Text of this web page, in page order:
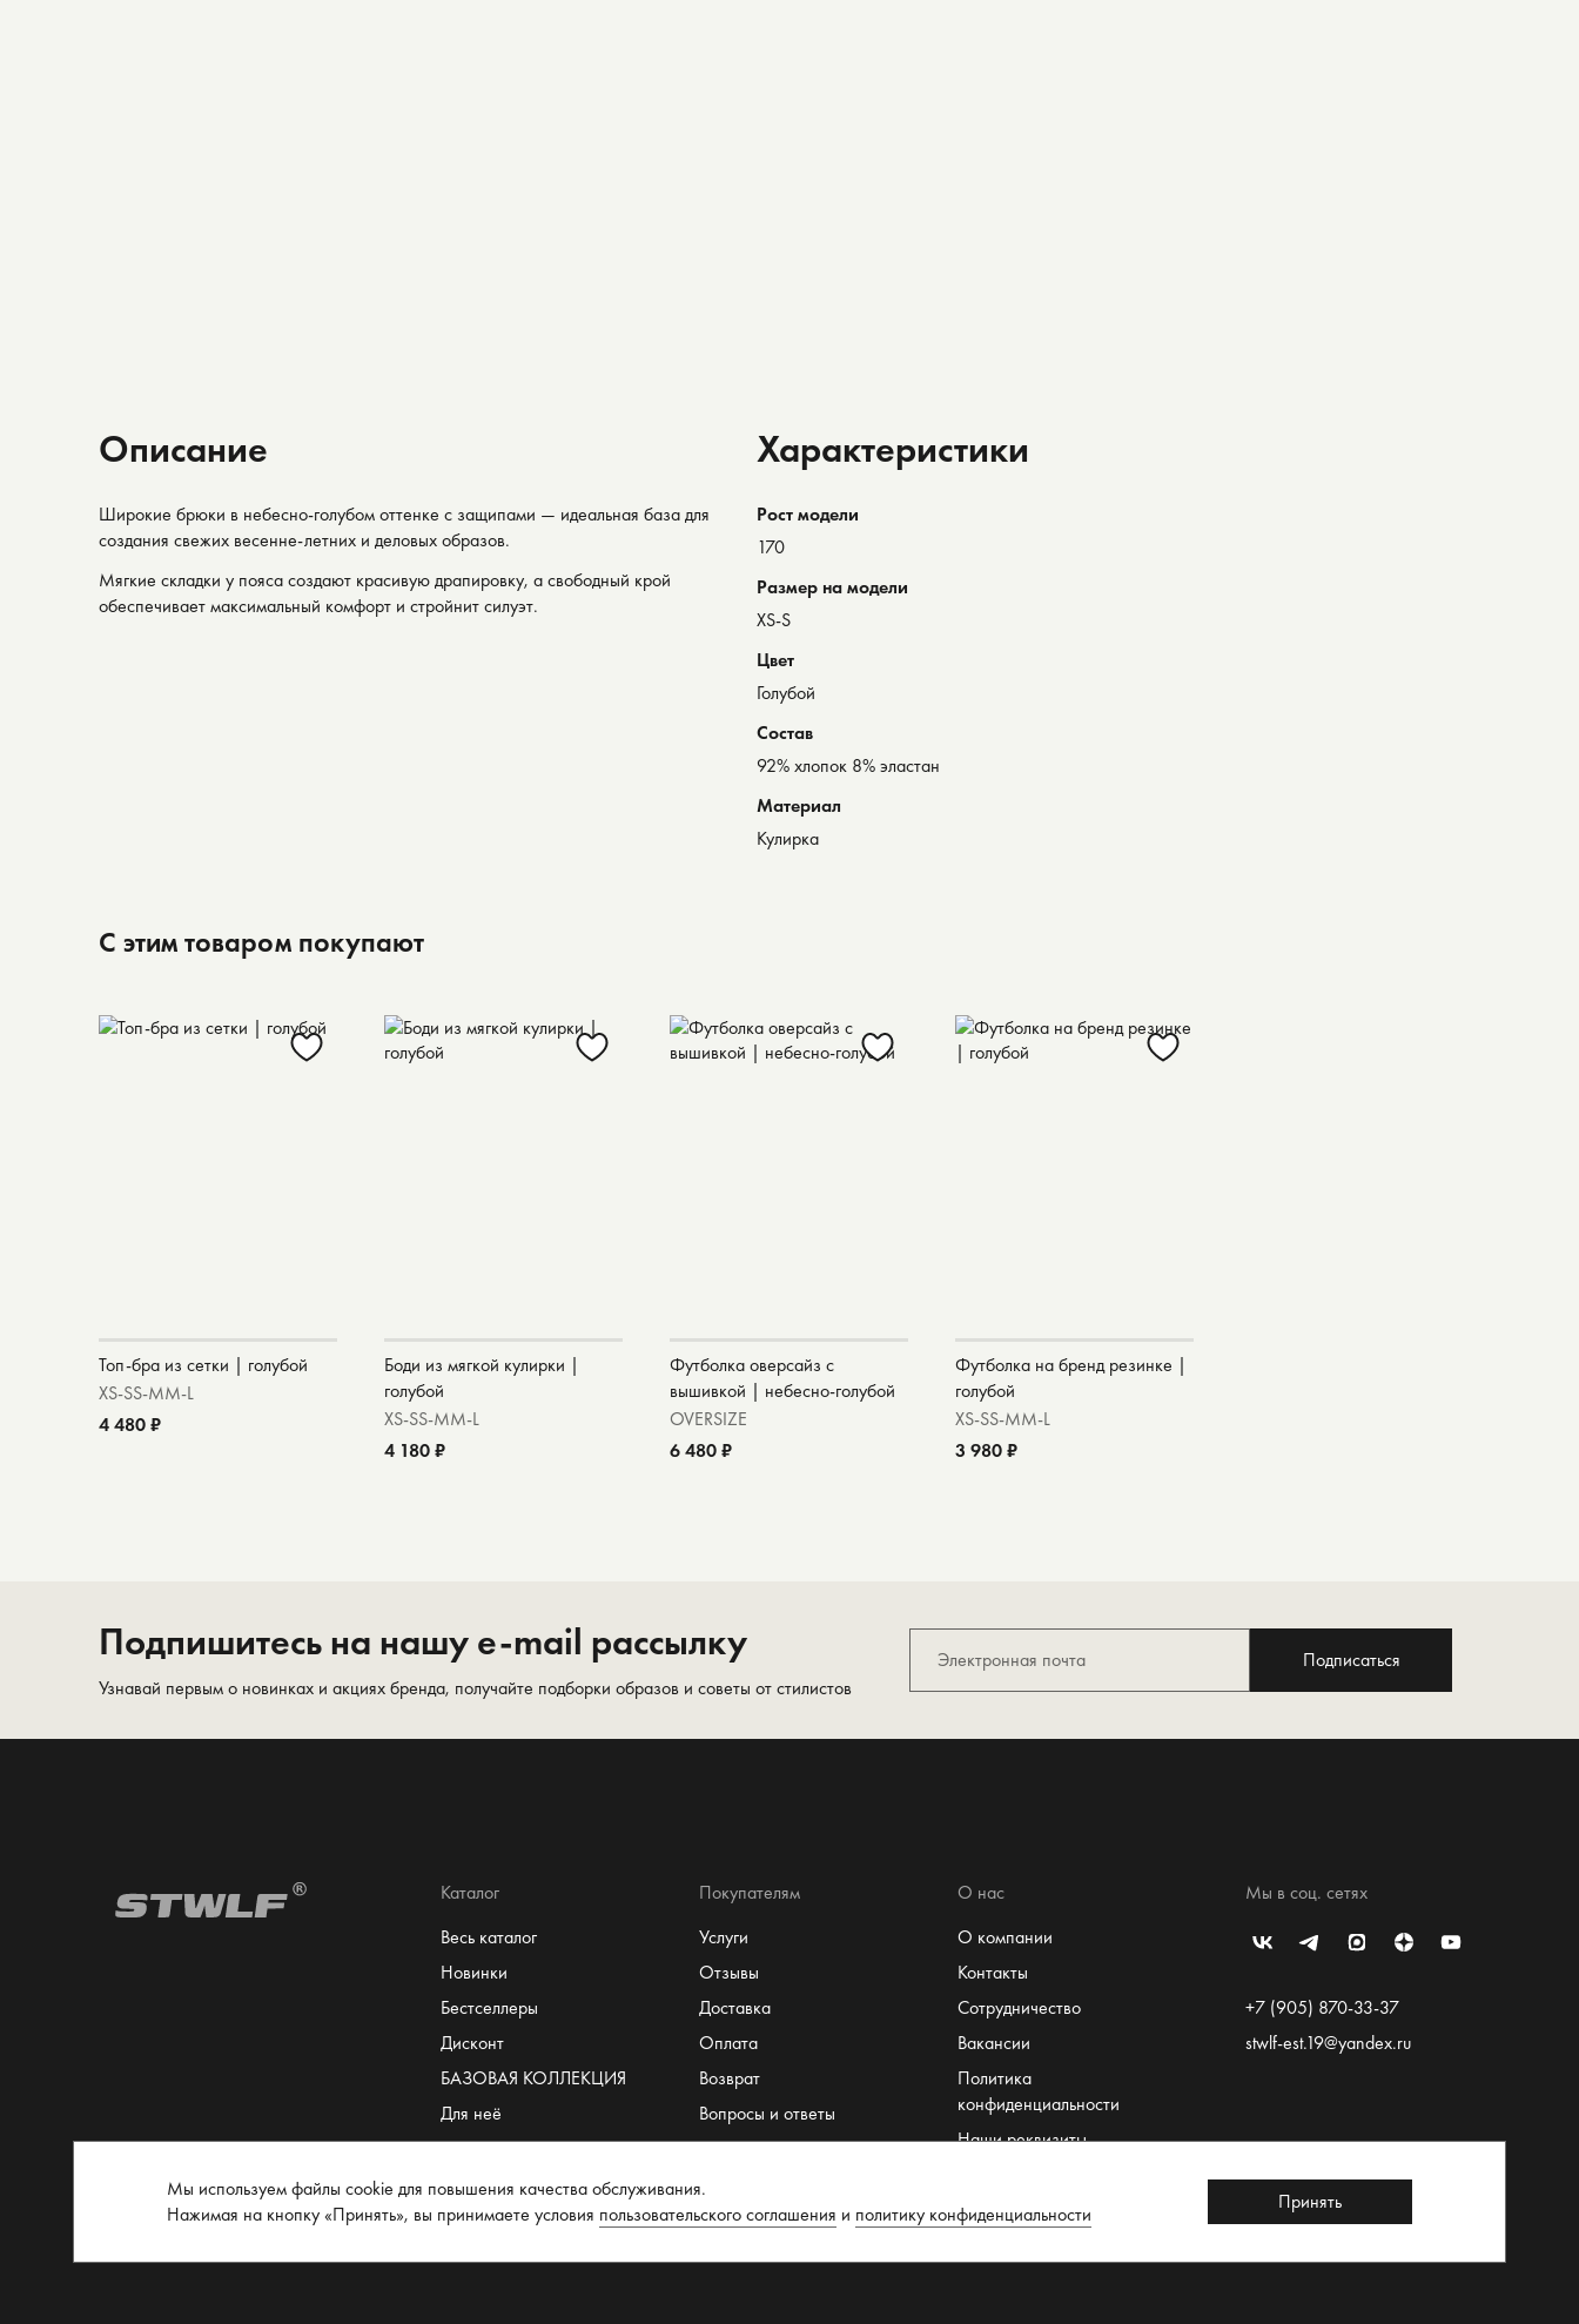
Описание
Широкие брюки в небесно-голубом оттенке с защипами — идеальная база для
создания свежих весенне-летних и деловых образов.
Мягкие складки у пояса создают красивую драпировку, а свободный крой
обеспечивает максимальный комфорт и стройнит силуэт.
Характеристики
Рост модели
170
Размер на модели
XS-S
Цвет
Голубой
Состав
92% хлопок 8% эластан
Материал
Кулирка
С этим товаром покупают
Топ-бра из сетки | голубой
XS-SS-MM-L
4 480 ₽
Боди из мягкой кулирки |
голубой
XS-SS-MM-L
4 180 ₽
Футболка оверсайз с
вышивкой | небесно-голубой
OVERSIZE
6 480 ₽
Футболка на бренд резинке |
голубой
XS-SS-MM-L
3 980 ₽
Подпишитесь на нашу e-mail рассылку
Узнавай первым о новинках и акциях бренда, получайте подборки образов и советы от стилистов
Подписаться
Каталог
Весь каталог
Новинки
Бестселлеры
Дисконт
БАЗОВАЯ КОЛЛЕКЦИЯ
Для неё
Для него
Сертификат
Покупателям
Услуги
Отзывы
Доставка
Оплата
Возврат
Вопросы и ответы
Система лояльности
Размеры
Рекомендации по уходу
О нас
О компании
Контакты
Сотрудничество
Вакансии
Политика
конфиденциальности
Наши реквизиты
Мы в соц. сетях
+7 (905) 870-33-37
stwlf-est.19@yandex.ru
Мы используем файлы cookie для повышения качества обслуживания.
Нажимая на кнопку «Принять», вы принимаете условия пользовательского соглашения и политику конфиденциальности
Принять